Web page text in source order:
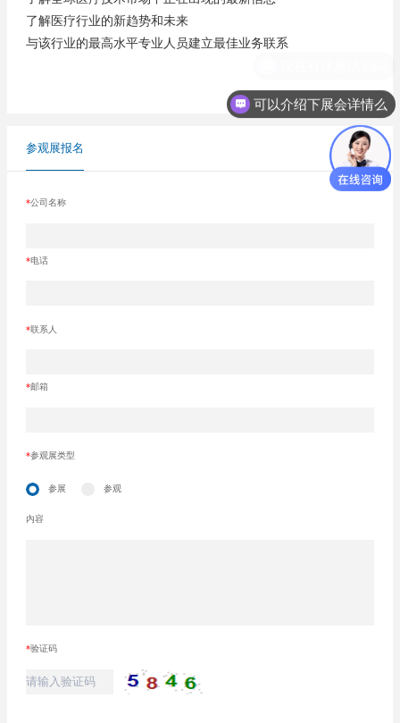
了解医疗行业的新趋势和未来
与该行业的最高水平专业人员建立最佳业务联系
参观展报名
*公司名称
*电话
*联系人
*邮箱
*参观展类型
参展 参观
内容
*验证码
可以介绍下展会详情么